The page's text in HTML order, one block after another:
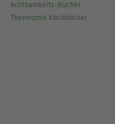
Achtsamkeits-Bücher
Thermomix Kochbücher